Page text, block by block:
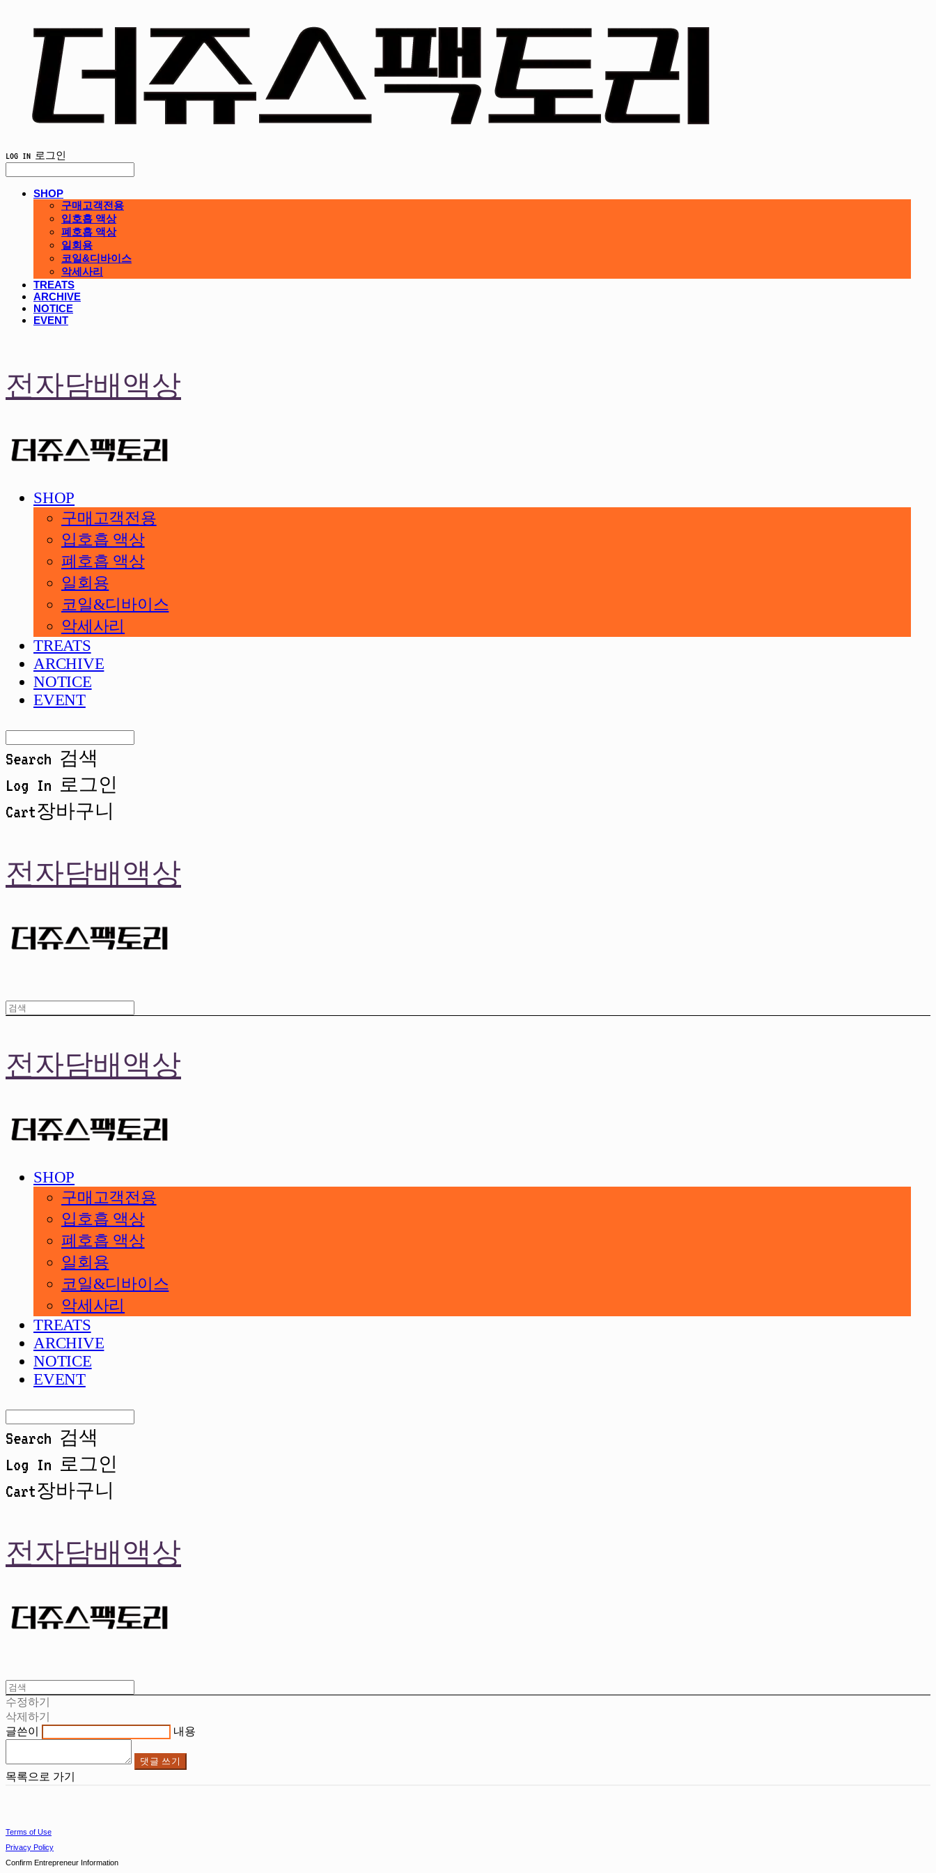
LOG IN 로그인
SHOP
구매고객전용
입호흡 액상
폐호흡 액상
일회용
코일&디바이스
악세사리
TREATS
ARCHIVE
NOTICE
EVENT
전자담배액상
SHOP
구매고객전용
입호흡 액상
폐호흡 액상
일회용
코일&디바이스
악세사리
TREATS
ARCHIVE
NOTICE
EVENT
Search 검색
Log In 로그인
Cart장바구니
전자담배액상
전자담배액상
SHOP
구매고객전용
입호흡 액상
폐호흡 액상
일회용
코일&디바이스
악세사리
TREATS
ARCHIVE
NOTICE
EVENT
Search 검색
Log In 로그인
Cart장바구니
전자담배액상
수정하기
삭제하기
글쓴이
내용
댓글 쓰기
목록으로 가기
Terms of Use
Privacy Policy
Confirm Entrepreneur Information